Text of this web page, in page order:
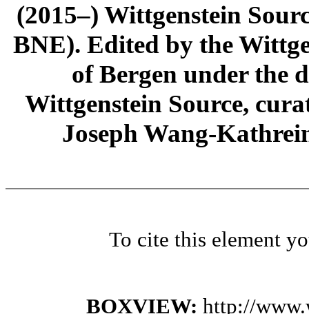
(2015–) Wittgenstein
BNE). Edited by the
of Bergen under the
Wittgenstein Source,
Joseph Wang-
To cite this element
BOXVIEW: http://